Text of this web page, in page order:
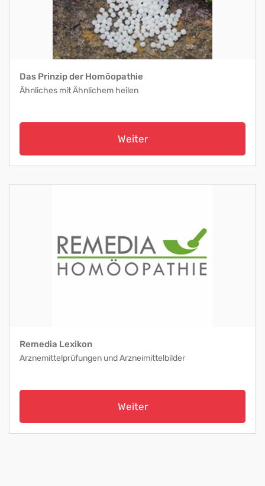
Das Prinzip der Homöopathie
Ähnliches mit Ähnlichem heilen
Weiter
Remedia Lexikon
Arznemittelprüfungen und Arzneimittelbilder
Weiter